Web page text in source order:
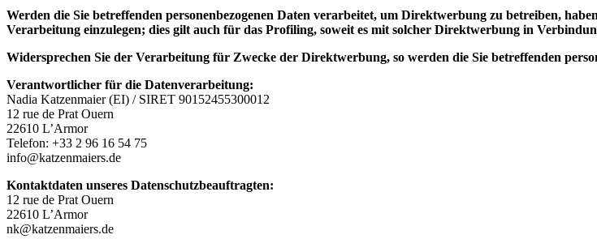
Werden die Sie betreffenden personenbezogenen Daten verarbeitet, um Direktwerbung zu betreiben,
Verarbeitung einzulegen; dies gilt auch für das Profiling, soweit es mit solcher Direktwerbung in
Widersprechen Sie der Verarbeitung für Zwecke der Direktwerbung, so werden die Sie betreffenden
Verantwortlicher für die Datenverarbeitung:
Nadia Katzenmaier (EI) / SIRET 90152455300012
12 rue de Prat Ouern
22610 L’Armor
Telefon: +33 2 96 16 54 75
info@katzenmaiers.de
Kontaktdaten unseres Datenschutzbeauftragten:
12 rue de Prat Ouern
22610 L’Armor
nk@katzenmaiers.de